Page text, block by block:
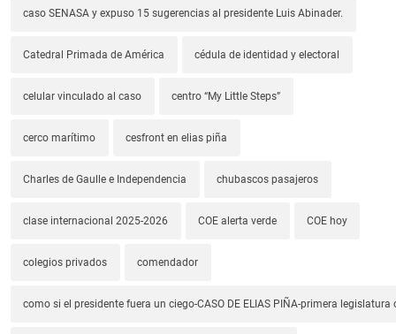
caso SENASA y expuso 15 sugerencias al presidente Luis Abinader.
Catedral Primada de América cédula de identidad y electoral
celular vinculado al caso centro “My Little Steps”
cerco marítimo cesfront en elias piña
Charles de Gaulle e Independencia chubascos pasajeros
clase internacional 2025-2026 COE alerta verde COE hoy
colegios privados comendador
como si el presidente fuera un ciego-CASO DE ELIAS PIÑA-primera legislatura